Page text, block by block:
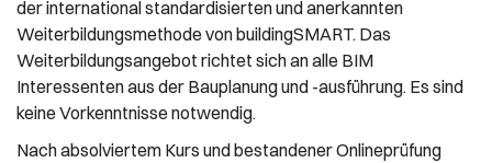
der international standardisierten und anerkannten
Weiterbildungsmethode von buildingSMART. Das
Weiterbildungsangebot richtet sich an alle BIM
Interessenten aus der Bauplanung und -ausführung. Es sind
keine Vorkenntnisse notwendig.
Nach absolviertem Kurs und bestandener Onlineprüfung